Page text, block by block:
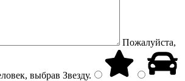
Пожалуйста,
выбрав Звезду.